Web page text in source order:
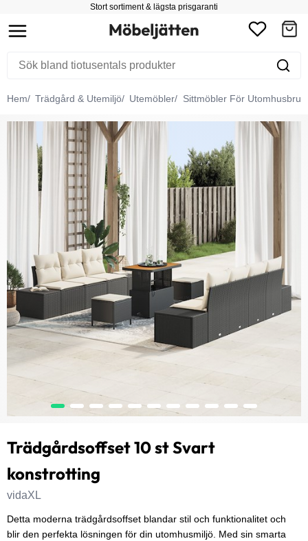
Stort sortiment & lägsta prisgaranti
Hem Trädgård & Utemiljö Utemöbler Sittmöbler För Utomhusbruk
Trädgårdsoffset 10 st Svart
konstrotting
vidaXL
Detta moderna trädgårdsoffset blandar stil och funktionalitet och
blir den perfekta lösningen för din utomhusmiljö. Med sin smarta